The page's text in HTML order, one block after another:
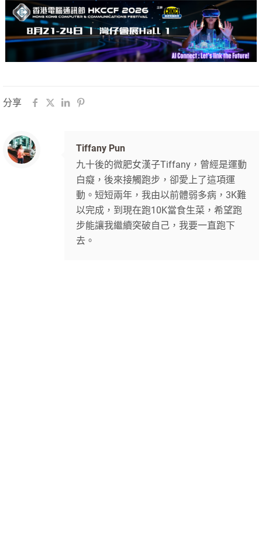
分享
Tiffany Pun
九十後的微肥女漢子Tiffany，曾經是運動
白癡，後來接觸跑步，卻愛上了這項運
動。短短兩年，我由以前體弱多病，3K難
以完成，到現在跑10K當食生菜，希望跑
步能讓我繼續突破自己，我要一直跑下
去。